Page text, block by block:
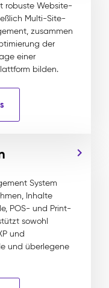
robuste Website-
Multi-Site-
zusammen
der
einer
bilden.
System
Inhalte
POS- und Print-
sowohl
und
und überlegene